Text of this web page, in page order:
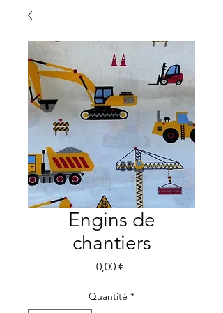
Engins de
chantiers
0,00 €Prix
Quantité *